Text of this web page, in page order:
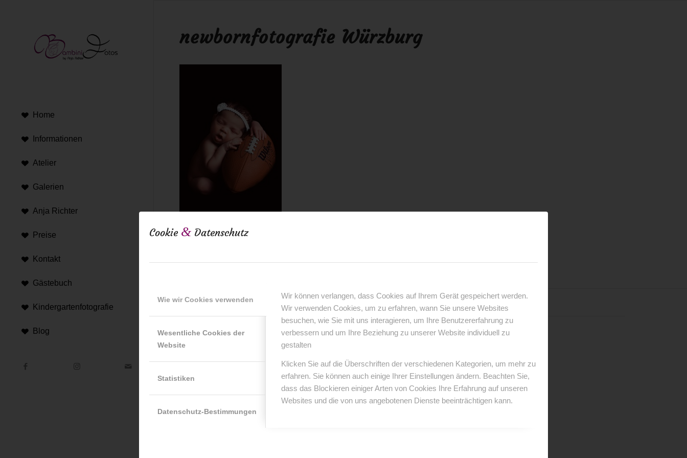
Cookie & Datenschutz
Wie wir Cookies verwenden
Wesentliche Cookies der
Website
Statistiken
Datenschutz-Bestimmungen
Wir können verlangen, dass Cookies auf Ihrem Gerät gespeichert werden.
Wir verwenden Cookies, um zu erfahren, wann Sie unsere Websites
besuchen, wie Sie mit uns interagieren, um Ihre Benutzererfahrung zu
verbessern und um Ihre Beziehung zu unserer Website individuell zu
gestalten
Klicken Sie auf die Überschriften der verschiedenen Kategorien, um mehr zu
erfahren. Sie können auch einige Ihrer Einstellungen ändern. Beachten Sie,
dass das Blockieren einiger Arten von Cookies Ihre Erfahrung auf unseren
Websites und die von uns angebotenen Dienste beeinträchtigen kann.
Home
Informationen
Atelier
Galerien
Anja Richter
Preise
Kontakt
Gästebuch
Kindergartenfotografie
Blog
newbornfotografie Würzburg
0
KOMMENTARE
An der Diskussion beteiligen?
Hinterlasse uns deinen Kommentar!